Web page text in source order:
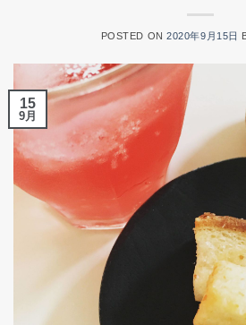
POSTED ON2020年9月15日
15
9月